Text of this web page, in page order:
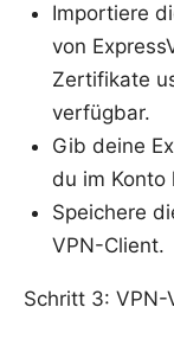
Importiere
von
Zertifikate
verfügbar.
Gib deine
du im Konto
Speichere
VPN-Client.
Schritt 3: